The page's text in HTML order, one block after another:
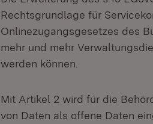
Rechtsgrundlage für
Onlinezugangsgesetzes des
mehr und mehr
werden können.
Mit Artikel 2 wird für die
von Daten als offene Daten